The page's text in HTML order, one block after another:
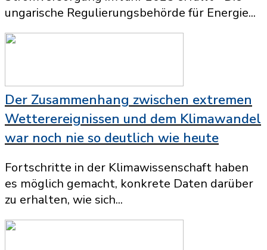
ungarische Regulierungsbehörde für Energie...
Der Zusammenhang zwischen extremen
Wetterereignissen und dem Klimawandel
war noch nie so deutlich wie heute
Fortschritte in der Klimawissenschaft haben
es möglich gemacht, konkrete Daten darüber
zu erhalten, wie sich...